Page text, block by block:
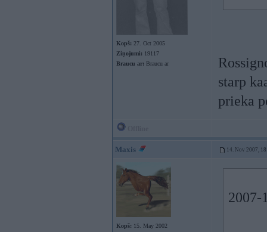
Kopš: 27. Oct 2005
Ziņojumi: 19117
Braucu ar: Braucu ar
starp
prieka
Maxis 14. Nov 2007,
Kopš: 15. May 2002
2007-